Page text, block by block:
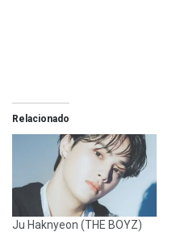
Relacionado
Ju Haknyeon (THE BOYZ)